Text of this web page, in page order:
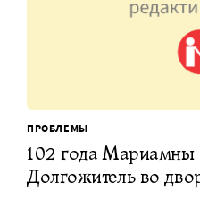
ПРОБЛЕМЫ
102 года Мариамны
Долгожитель во